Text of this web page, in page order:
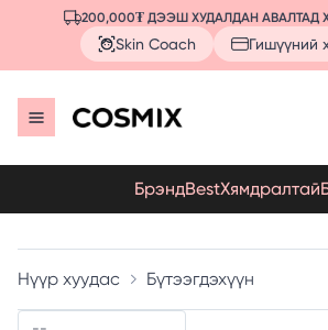
200,000₮ ДЭЭШ ХУДАЛДАН АВАЛТАД
Skin Coach Гишүүний
БрэндBestХямдралтай
Нүүр хуудас Бүтээгдэхүүн